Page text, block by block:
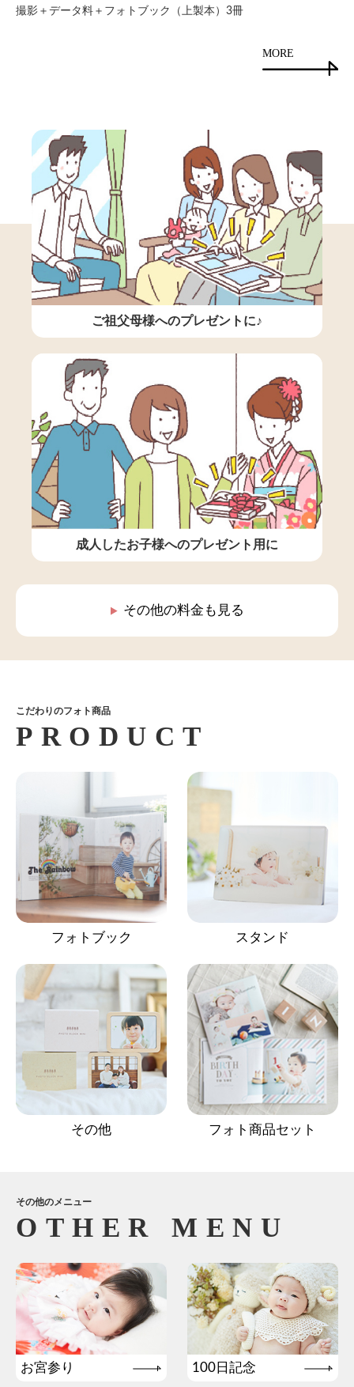
撮影＋データ料＋フォトブック（上製本）3冊
MORE
ご祖父母様へのプレゼントに♪
成人したお子様へのプレゼント用に
その他の料金も見る
こだわりのフォト商品
フォトブック スタンド
その他 フォト商品セット
その他のメニュー
お宮参り 100日記念